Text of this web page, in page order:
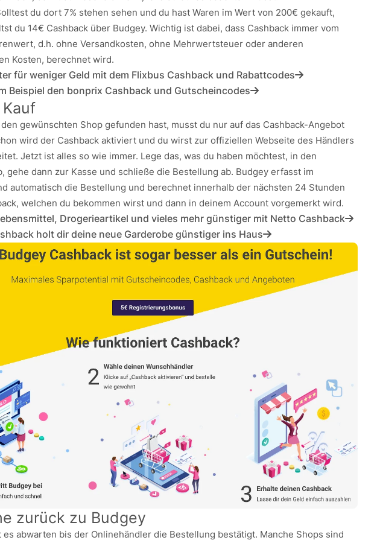
du dort 7% stehen sehen und du hast Waren im Wert von 200€ gekauft,
du 14€ Cashback über Budgey. Wichtig ist dabei, dass Cashback immer vom
d.h. ohne Versandkosten, ohne Mehrwertsteuer oder anderen
Kosten, berechnet wird.
für weniger Geld mit dem Flixbus Cashback und Rabattcodes
Beispiel den bonprix Cashback und Gutscheincodes
gewünschten Shop gefunden hast, musst du nur auf das Cashback-Angebot
wird der Cashback aktiviert und du wirst zur offiziellen Webseite des Händlers
Jetzt ist alles so wie immer. Lege das, was du haben möchtest, in den
gehe dann zur Kasse und schließe die Bestellung ab. Budgey erfasst im
automatisch die Bestellung und berechnet innerhalb der nächsten 24 Stunden
welchen du bekommen wirst und dann in deinem Account vorgemerkt wird.
Drogerieartikel und vieles mehr günstiger mit Netto Cashback
holt dir deine neue Garderobe günstiger ins Haus
zurück zu Budgey
abwarten bis der Onlinehändler die Bestellung bestätigt. Manche Shops sind